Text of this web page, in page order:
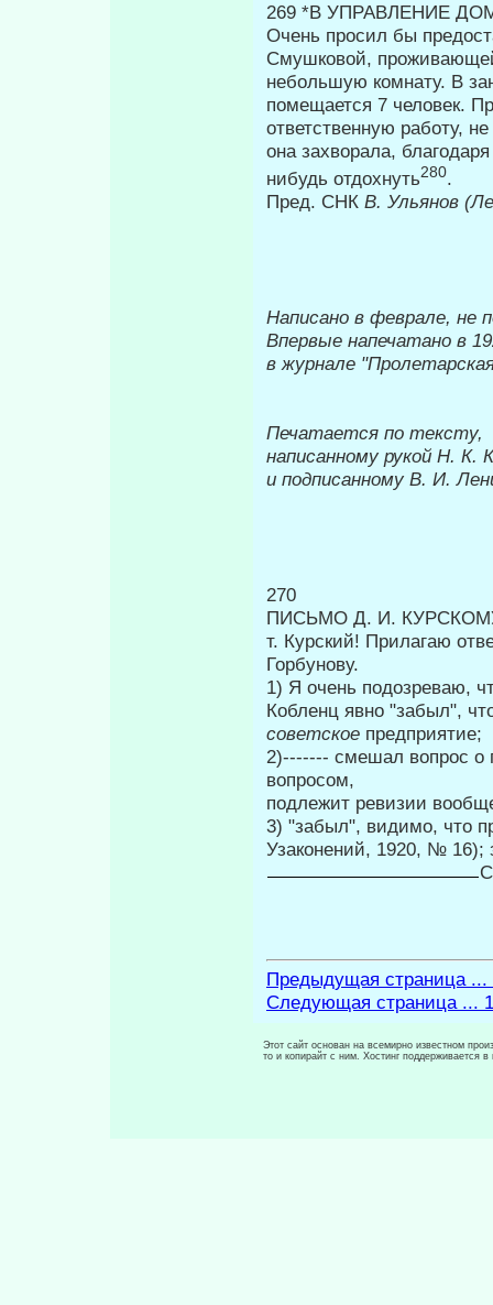
269 *В УПРАВЛЕНИЕ
Очень просил бы
Смушко­вой,
небольшую комна­ту. В
помещается 7 человек.
ответственную работу,
она захворала,
нибудь отдохнуть280.
Пред. СНК В. Ульянов
Написано в феврале, не
Впервые напечатано в
в журнале
Печатается по тексту,
написанному рукой Н. К.
и подписанному В. И.
270
ПИСЬМО Д. И.
т. Курский! Прилагаю
Горбунову.
1) Я очень подозреваю,
Кобленц явно "забыл",
совет­ское предприятие;
2)------- смешал вопрос о
вопросом,
подлежит ревизии
3) "забыл", видимо, что
Узаконений, 1920, № 16);
Предыдущая страница ...
Следующая страница ...
Этот сайт основан на всемирно известном
то и копирайт с ним. Хостинг поддерживается